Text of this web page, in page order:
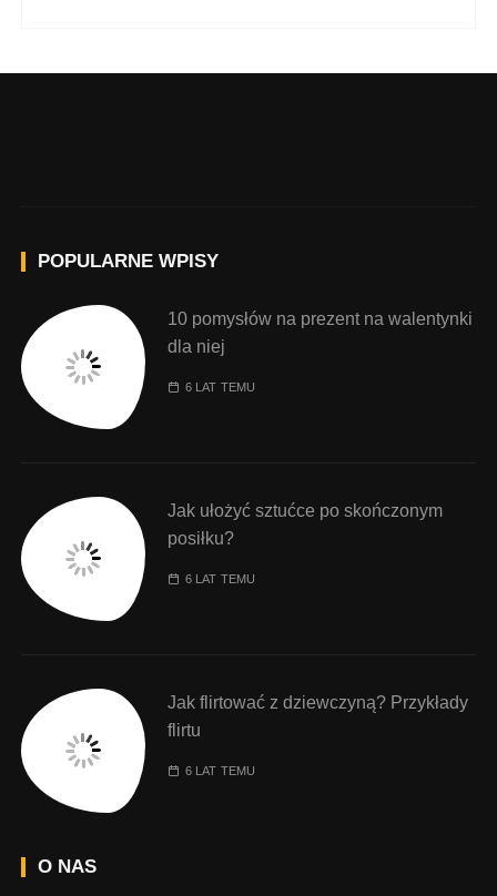
POPULARNE WPISY
10 pomysłów na prezent na walentynki
dla niej
6 LAT TEMU
Jak ułożyć sztućce po skończonym
posiłku?
6 LAT TEMU
Jak flirtować z dziewczyną? Przykłady
flirtu
6 LAT TEMU
O NAS